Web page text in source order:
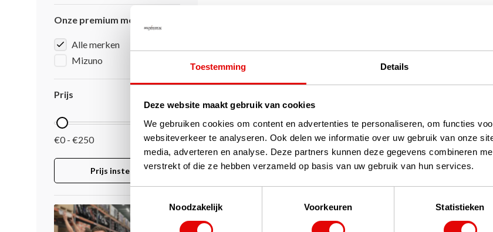
Toestemming Details
Deze website maakt gebruik van cookies
We gebruiken cookies om content en advertenties te personaliseren, om functies
websiteverkeer te analyseren. Ook delen we informatie over uw gebruik van onze
media, adverteren en analyse. Deze partners kunnen deze gegevens combineren
verstrekt of die ze hebben verzameld op basis van uw gebruik van hun services.
Noodzakelijk
Voorkeuren Statistieken
Onze premium merken
Alle merken
Mizuno
Prijs
€0 - €250
Prijs instellen